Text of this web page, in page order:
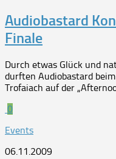
Audiobastard
Finale
Durch etwas Glück und
durften Audiobastard
Trofaiach auf der
0
Events
06.11.2009